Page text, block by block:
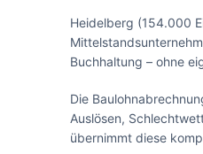
Heidelberg (154.000
Buchhaltung – ohne
Die
Auslösen,
übernimmt diese